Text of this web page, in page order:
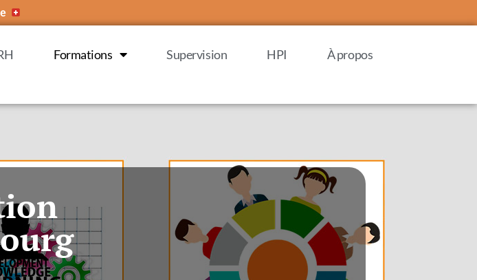
Formations Supervision HPI
À propos